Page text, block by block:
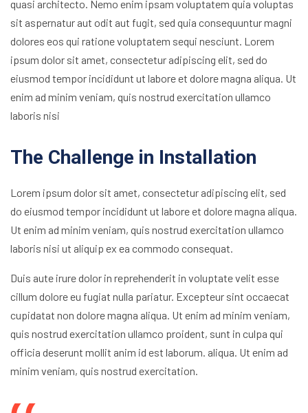
quasi architecto. Nemo enim ipsam voluptatem quia voluptas
sit aspernatur aut odit aut fugit, sed quia consequuntur magni
dolores eos qui ratione voluptatem sequi nesciunt. Lorem
ipsum dolor sit amet, consectetur adipiscing elit, sed do
eiusmod tempor incididunt ut labore et dolore magna aliqua. Ut
enim ad minim veniam, quis nostrud exercitation ullamco
laboris nisi
The Challenge in Installation
Lorem ipsum dolor sit amet, consectetur adipiscing elit, sed
do eiusmod tempor incididunt ut labore et dolore magna aliqua.
Ut enim ad minim veniam, quis nostrud exercitation ullamco
laboris nisi ut aliquip ex ea commodo consequat.
Duis aute irure dolor in reprehenderit in voluptate velit esse
cillum dolore eu fugiat nulla pariatur. Excepteur sint occaecat
cupidatat non dolore magna aliqua. Ut enim ad minim veniam,
quis nostrud exercitation ullamco proident, sunt in culpa qui
officia deserunt mollit anim id est laborum. aliqua. Ut enim ad
minim veniam, quis nostrud exercitation.